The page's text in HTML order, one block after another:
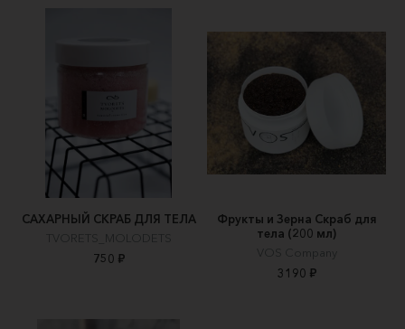
САХАРНЫЙ СКРАБ ДЛЯ ТЕЛА
TVORETS_MOLODETS
750 ₽
Фрукты и Зерна Скраб для
тела (200 мл)
VOS Company
3190 ₽